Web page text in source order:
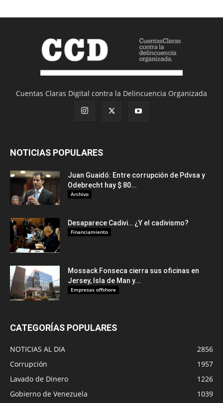
Cuentas Claras Digital contra la Delincuencia Organizada
NOTICIAS POPULARES
Juan Guaidó: Entre corrupción de Pdvsa y
Odebrecht hay $ 80...
Archivo
Desaparece Cadivi… ¿Y el cadivismo?
Financiamiento
Mossack Fonseca cierra sus oficinas en
Jersey, Isla de Man y...
Empresas offshore
CATEGORÍAS POPULARES
NOTICIAS AL DIA
2856
Corrupción
1957
Lavado de Dinero
1226
Gobierno de Venezuela
1039